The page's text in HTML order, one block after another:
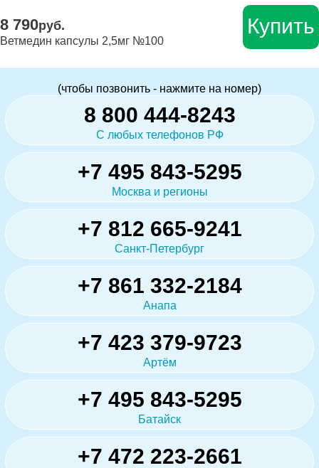
8 790руб.
Ветмедин капсулы 2,5мг №100
Купить
(чтобы позвонить - нажмите на номер)
8 800 444-8243
С любых телефонов РФ
+7 495 843-5295
Москва и регионы
+7 812 665-9241
Санкт-Петербург
+7 861 332-2184
Анапа
+7 423 379-9723
Артём
+7 495 843-5295
Батайск
+7 472 223-2661